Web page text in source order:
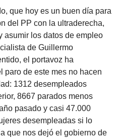
que hoy es un buen día para
del PP con la ultraderecha,
asumir los datos de empleo
de Guillermo
el portavoz ha
paro de este mes no hacen
1312 desempleados
8667 parados menos
pasado y casi 47.000
desempleadas si lo
que nos dejó el gobierno de